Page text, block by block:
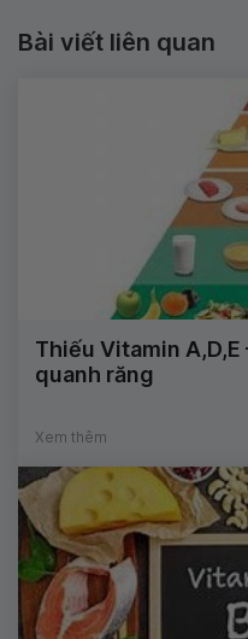
Bài viết liên quan
Thiếu Vitamin
quanh răng
Xem thêm